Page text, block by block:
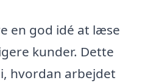
en god idé at læse
kunder. Dette
hvordan arbejdet